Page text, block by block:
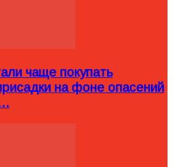
чаще покупать
на фоне опасений